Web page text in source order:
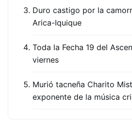
Duro castigo por la
Arica-Iquique
Toda la Fecha 19 del
viernes
Murió tacneña Charito
exponente de la música